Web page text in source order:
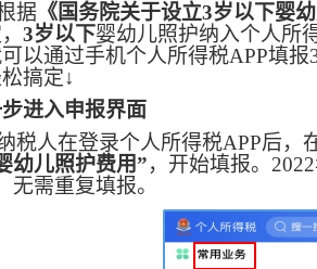
据 《国务院关于设立3岁以下婴
3岁以下婴幼儿照护纳入个人所
以通过手机个人所得税APP填
搞定↓
进入申报界面
税人在登录个人所得税APP后，
幼儿照护费用”，开始填报。
无需重复填报。